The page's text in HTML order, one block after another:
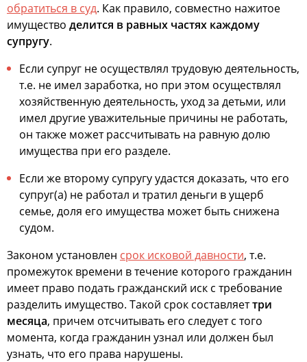
обратиться в суд. Как правило, совместно нажитое
имущество делится в равных частях каждому
супругу.
Если супруг не осуществлял трудовую деятельность,
т.е. не имел заработка, но при этом осуществлял
хозяйственную деятельность, уход за детьми, или
имел другие уважительные причины не работать,
он также может рассчитывать на равную долю
имущества при его разделе.
Если же второму супругу удастся доказать, что его
супруг(а) не работал и тратил деньги в ущерб
семье, доля его имущества может быть снижена
судом.
Законом установлен срок исковой давности, т.е.
промежуток времени в течение которого гражданин
имеет право подать гражданский иск с требование
разделить имущество. Такой срок составляеттри
месяца, причем отсчитывать его следует с того
момента, когда гражданин узнал или должен был
узнать, что его права нарушены.